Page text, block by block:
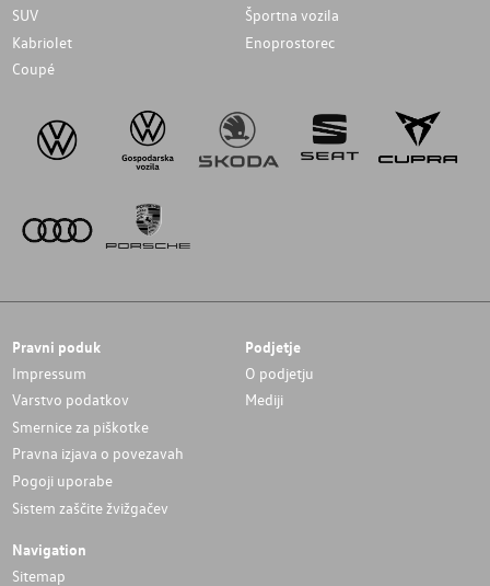
SUV
Športna vozila
Kabriolet
Enoprostorec
Coupé
Pravni poduk
Impressum
Varstvo podatkov
Smernice za piškotke
Pravna izjava o povezavah
Pogoji uporabe
Sistem zaščite žvižgačev
Podjetje
O podjetju
Mediji
Navigation
Sitemap